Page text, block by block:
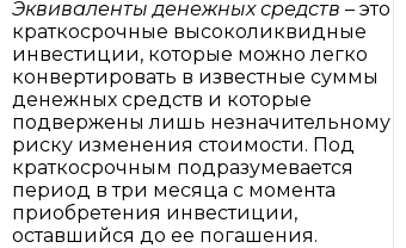
Эквиваленты денежных средств – это
краткосрочные высоколиквидные
инвестиции, которые можно легко
конвертировать в известные суммы
денежных средств и которые
подвержены лишь незначительному
риску изменения стоимости. Под
краткосрочным подразумевается
период в три месяца с момента
приобретения инвестиции,
оставшийся до ее погашения.